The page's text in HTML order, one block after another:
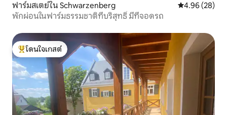
ฟาร์มสเตย์ใน Schwarzenberg คะแนนเฉลี่ย
4.96 (28)
พักผ่อนในฟาร์มธรรมชาติที่บริสุทธิ์ มีที่จอดรถ
โดนใจเกสต์ที่สุด
โดนใจเกสต์